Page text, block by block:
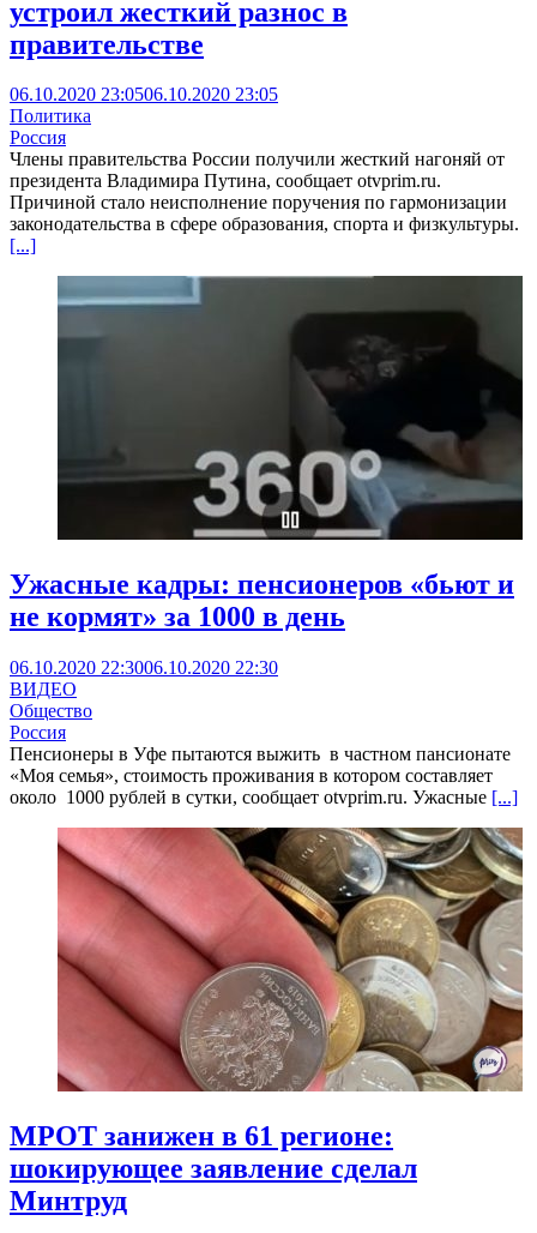
устроил жесткий разнос в
правительстве
06.10.2020 23:0506.10.2020 23:05
Политика
Россия
Члены правительства России получили жесткий нагоняй от
президента Владимира Путина, сообщает otvprim.ru.
Причиной стало неисполнение поручения по гармонизации
законодательства в сфере образования, спорта и физкультуры.
[...]
Ужасные кадры: пенсионеров «бьют и
не кормят» за 1000 в день
06.10.2020 22:3006.10.2020 22:30
ВИДЕО
Общество
Россия
Пенсионеры в Уфе пытаются выжить в частном пансионате
«Моя семья», стоимость проживания в котором составляет
около 1000 рублей в сутки, сообщает otvprim.ru. Ужасные [...]
МРОТ занижен в 61 регионе:
шокирующее заявление сделал
Минтруд